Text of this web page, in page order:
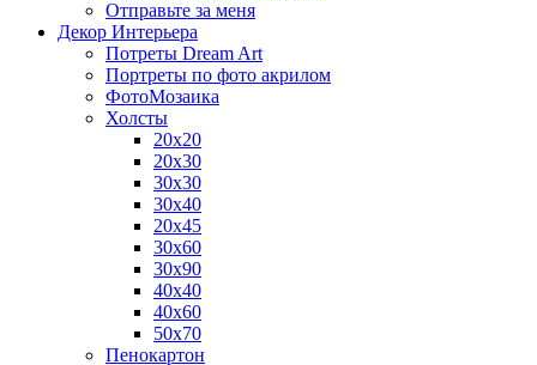
Отправьте за меня
Декор Интерьера
Потреты Dream Art
Портреты по фото акрилом
ФотоМозаика
Холсты
20х20
20х30
30х30
30х40
20х45
30х60
30х90
40х40
40х60
50х70
Пенокартон